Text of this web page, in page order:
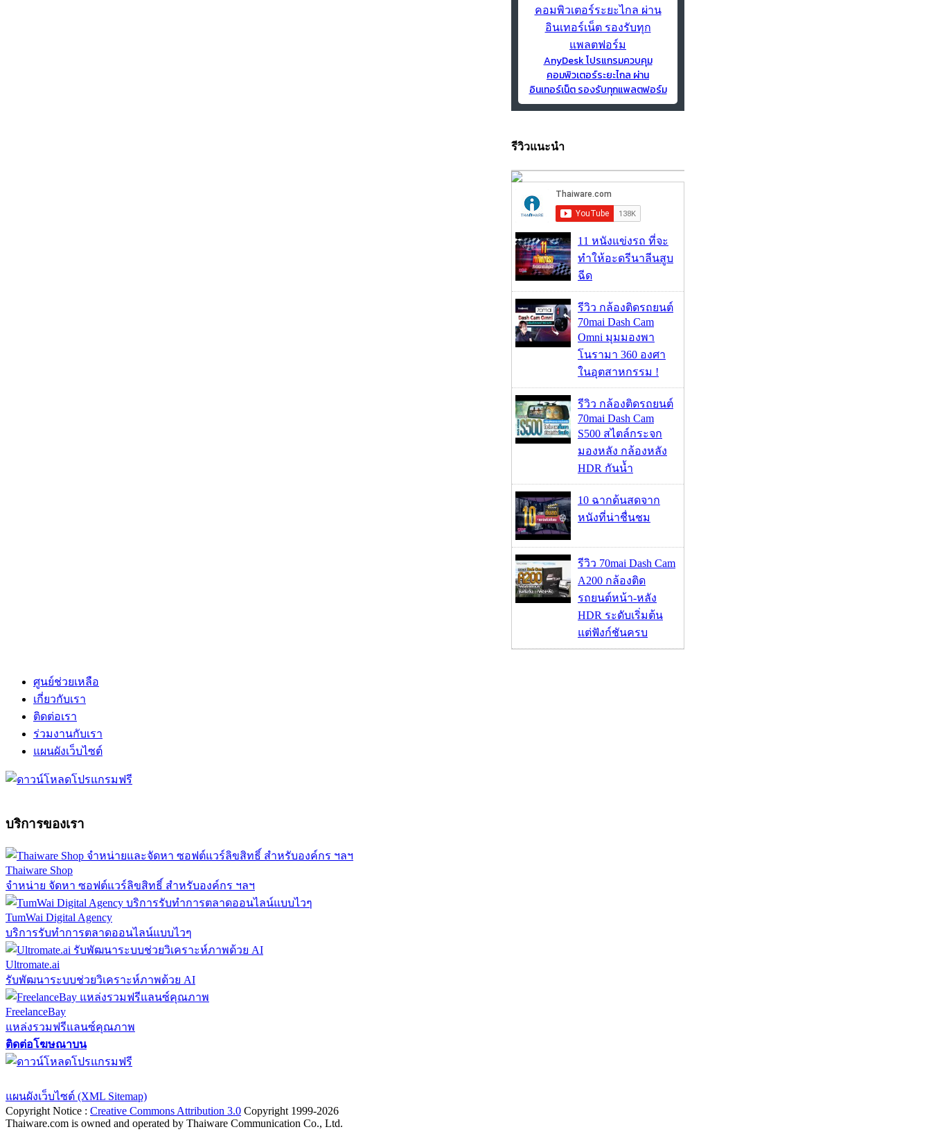
AnyDesk โปรแกรมควบคุม
คอมพิวเตอร์ระยะไกล ผ่าน
อินเทอร์เน็ต รองรับทุกแพลตฟอร์ม
รีวิวแนะนำ
11 หนังแข่งรถ ที่จะ
ทำให้อะดรีนาลีนสูบ
ฉีด
รีวิว กล้องติดรถยนต์
70mai Dash Cam
Omni มุมมองพา
โนรามา 360 องศา
ในอุตสาหกรรม !
รีวิว กล้องติดรถยนต์
70mai Dash Cam
S500 สไตล์กระจก
มองหลัง กล้องหลัง
HDR กันน้ำ
10 ฉากด้นสดจาก
หนังที่น่าชื่นชม
รีวิว 70mai Dash Cam
A200 กล้องติด
รถยนต์หน้า-หลัง
HDR ระดับเริ่มต้น
แต่ฟังก์ชันครบ
ศูนย์ช่วยเหลือ
เกี่ยวกับเรา
ติดต่อเรา
ร่วมงานกับเรา
แผนผังเว็บไซต์
บริการของเรา
Thaiware Shop
จำหน่าย จัดหา ซอฟต์แวร์ลิขสิทธิ์ สำหรับองค์กร ฯลฯ
TumWai Digital Agency
บริการรับทำการตลาดออนไลน์แบบไวๆ
Ultromate.ai
รับพัฒนาระบบช่วยวิเคราะห์ภาพด้วย AI
FreelanceBay
แหล่งรวมฟรีแลนซ์คุณภาพ
ติดต่อโฆษณาบน
แผนผังเว็บไซต์ (XML Sitemap)
Copyright Notice : Creative Commons Attribution 3.0 Copyright 1999-2026
Thaiware.com is owned and operated by Thaiware Communication Co., Ltd.